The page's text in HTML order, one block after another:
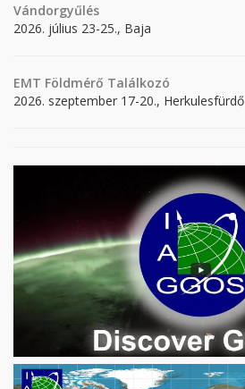
Vándorgyűlés
2026. július 23-25., Baja
EMT Földmérő Találkozó
2026. szeptember 17-20., Herkulesfürdő